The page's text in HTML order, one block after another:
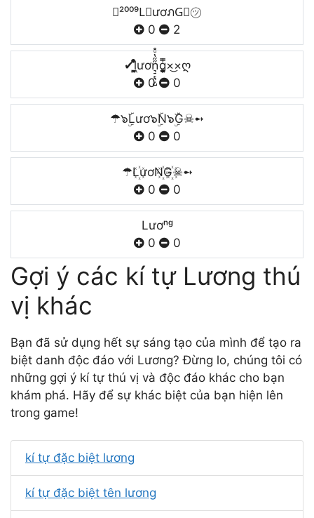
︵²⁰⁰⁹L⃒ươภG⃒㋡
0
2
✔l͕͖͉̭̰ͬ̍ͤ͆̊ͨươn͉̠̙͉̗̺̋̋̔ͧ̊g͎͚̥͎͔͕ͥ̿×͜×ღ
0
0
☂๖ۣۜLươ๖ۣۜN๖ۣۜG☠➻
0
0
☂L꙰ươN꙰G꙰☠➻
0
0
Lươⁿᵍ
0
0
Gợi ý các kí tự Lương thú
vị khác
Bạn đã sử dụng hết sự sáng tạo của mình để tạo ra
biệt danh độc đáo với Lương? Đừng lo, chúng tôi có
những gợi ý kí tự thú vị và độc đáo khác cho bạn
khám phá. Hãy để sự khác biệt của bạn hiện lên
trong game!
kí tự đặc biệt lương
kí tự đặc biệt tên lương